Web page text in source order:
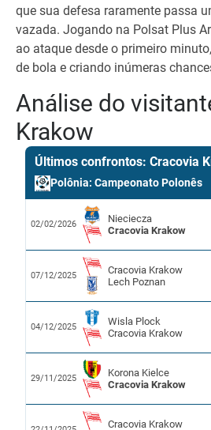
que sua defesa raramente passa
vazada. Jogando na Polsat Plus
ao ataque desde o primeiro
de bola e criando inúmeras
Análise do
Krakow
Últimos confrontos: Cracovia
Polônia: Campeonato Polonês
02/02/2026
Nieciecza
Cracovia Krakow
07/12/2025
Cracovia Krakow
Lech Poznan
04/12/2025
Wisla Plock
Cracovia Krakow
29/11/2025
Korona Kielce
Cracovia Krakow
Cracovia Krakow